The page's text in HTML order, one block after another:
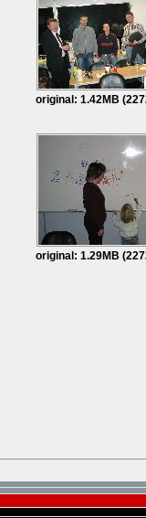
original: 1.42MB
original: 1.29MB